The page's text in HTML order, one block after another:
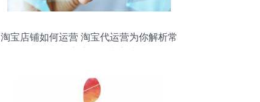
淘宝店铺如何运营 淘宝代运营为你解析常